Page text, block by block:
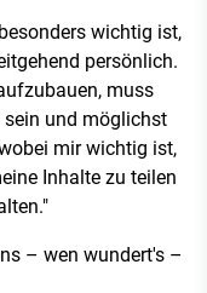
wichtig ist,
persönlich.
muss
und möglichst
mir wichtig ist,
Inhalte zu teilen
– wen wundert's –